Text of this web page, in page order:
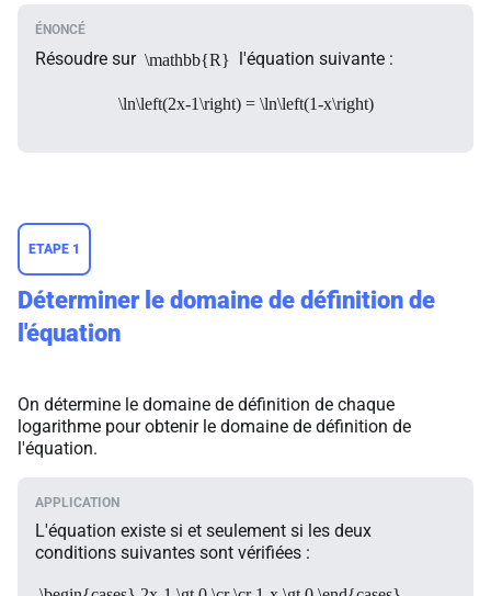
Résoudre sur \mathbb{R} l'équation suivante :
\ln\left(2x-1\right) = \ln\left(1-x\right)
ETAPE 1
Déterminer le domaine de définition de
l'équation
On détermine le domaine de définition de chaque
logarithme pour obtenir le domaine de définition de
l'équation.
L'équation existe si et seulement si les deux
conditions suivantes sont vérifiées :